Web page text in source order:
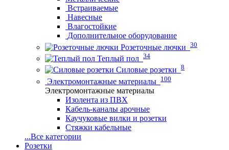
Встраиваемые
Навесные
Влагостойкие
Дополнительное оборудование
Розеточные лючки 30
Теплый пол 34
Силовые розетки 8
Электромонтажные материалы 100
Электромонтажные материалы
Изолента из ПВХ
Кабель-каналы арочные
Каучуковые вилки и розетки
Стяжки кабельные
...Все категории
Розетки